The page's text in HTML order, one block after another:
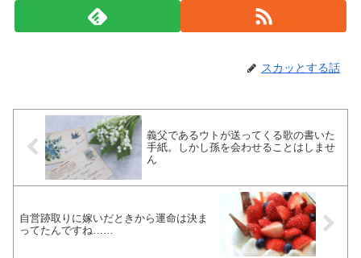
スカッとする話
義父であるウトが送ってくる歌の書いた
手紙。しかし孫を会わせることはしませ
ん
自営跡取りに嫁いだときから運命は決ま
ってたんですね……